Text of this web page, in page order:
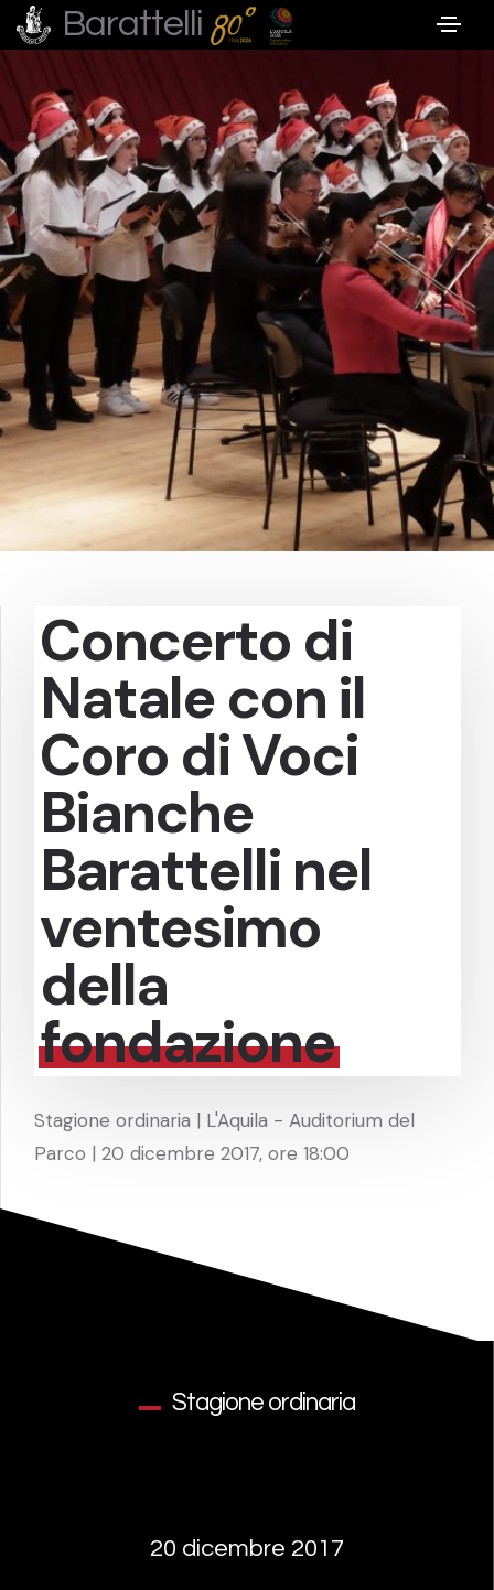
Barattelli
Concerto di
Natale con il
Coro di Voci
Bianche
Barattelli nel
ventesimo
della
fondazione
Stagione ordinaria | L'Aquila - Auditorium del
Parco | 20 dicembre 2017, ore 18:00
Stagione ordinaria
20 dicembre 2017